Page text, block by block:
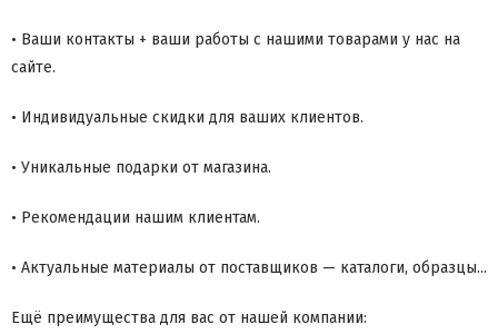
• Ваши контакты + ваши работы с нашими товарами у нас на
сайте.
• Индивидуальные скидки для ваших клиентов.
• Уникальные подарки от магазина.
• Рекомендации нашим клиентам.
• Актуальные материалы от поставщиков — каталоги, образцы...
Ещё преимущества для вас от нашей компании: